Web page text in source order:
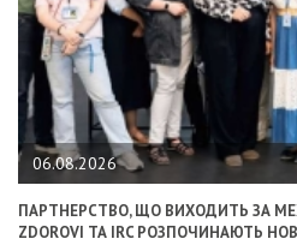
06.08.2026
ПАРТНЕРСТВО, ЩО ВИХОДИТЬ ЗА
ZDOROVI ТА IRC РОЗПОЧИНАЮТЬ